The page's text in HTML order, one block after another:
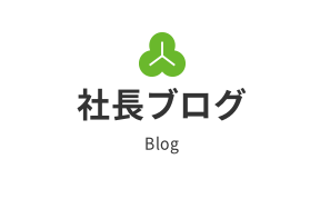
社長ブログ
Blog